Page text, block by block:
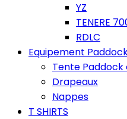
YZ
TENERE
RDLC
Equipement
Tente
Drapeaux
Nappes
T SHIRTS